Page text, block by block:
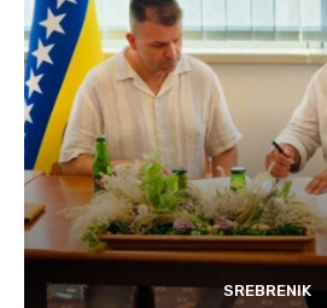
SREBRENIK